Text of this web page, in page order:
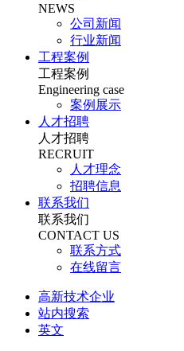
NEWS
公司新闻
行业新闻
工程案例
工程案例
Engineering case
案例展示
人才招聘
人才招聘
RECRUIT
人才理念
招聘信息
联系我们
联系我们
CONTACT US
联系方式
在线留言
高新技术企业
站内搜索
英文